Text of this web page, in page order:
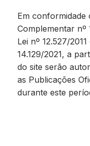
Em conformidade
Complementar nº
Lei nº 12.527/
14.129/2021, a
do site serão
as Publicações
durante este